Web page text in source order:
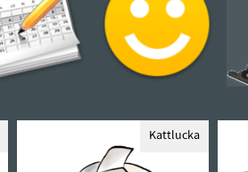
Kattlucka